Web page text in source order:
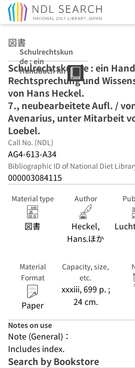
図書
Schulrechtskun
de : ein
Handbuch für
Praxis,
Rechtsprechung
und
Wissenschaft /
begründet von
Hans Heckel. 7.,
neubearbeitete
Aufl. / von
Hermann
Avenarius, unter
Mitarbeit von
Hans-Christoph
Loebel.
Schulrechtskunde : ein
Rechtsprechung und
von Hans Heckel.
7., neubearbeitete Aufl. /
Avenarius, unter Mitarbeit
Loebel.
Call No. (NDL)
AG4-613-A34
Bibliographic ID of National Diet
000003084115
Material type
図書
Author
Heckel,
Hans.ほか
Material
Format
Paper
Capacity, size,
etc.
xxxiii, 699 p. ;
24 cm.
Notes on use
Note (General)：
Includes index.
Search by Bookstore